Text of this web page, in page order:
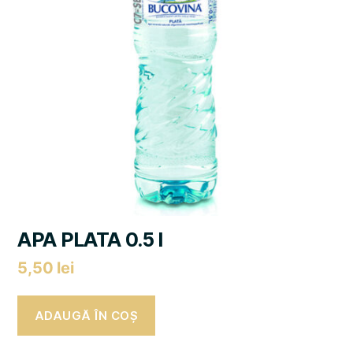
APA PLATA 0.5 l
5,50 lei
ADAUGĂ ÎN COȘ